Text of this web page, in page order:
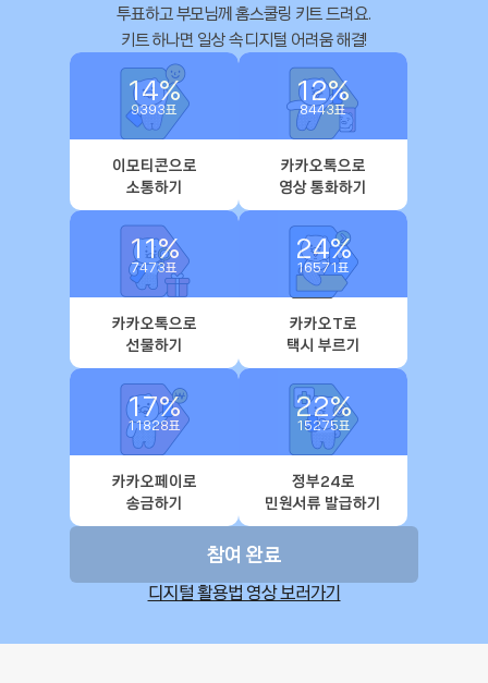
투표하고 부모님께 홈스쿨링 키트 드려요.
키트 하나면 일상 속 디지털 어려움 해결!
14%
9393표
이모티콘으로
소통하기
12%
8443표
카카오톡으로
영상 통화하기
11%
7473표
카카오톡으로
선물하기
24%
16571표
카카오T로
택시 부르기
17%
11828표
카카오페이로
송금하기
22%
15275표
정부24로
민원서류 발급하기
참여 완료
디지털 활용법 영상 보러가기